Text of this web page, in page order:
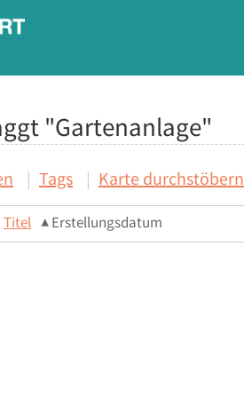
"Gartenanlage"
Tags Karte durchstöbern
Titel Erstellungsdatum